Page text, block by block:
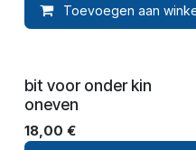
Toevoegen aan
bit voor onder kin
oneven
18,00 €